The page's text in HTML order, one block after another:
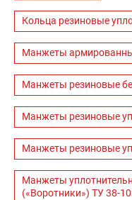
Кольца резиновые
Манжеты
Манжеты резиновые
Манжеты резиновые
Манжеты резиновые
Манжеты
(«Воротники») ТУ 38-